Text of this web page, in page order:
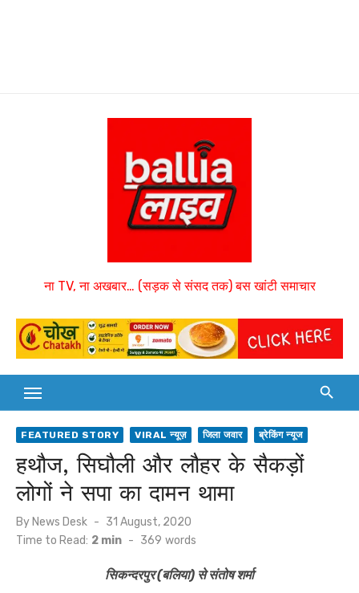
ना TV, ना अखबार… (सड़क से संसद तक) बस खांटी समाचार
FEATURED STORY VIRAL न्यूज़ जिला जवार ब्रेकिंग न्यूज
हथौज, सिघौली और लौहर के सैकड़ों
लोगों ने सपा का दामन थामा
ByNews Desk
Posted
on
31 August, 2020
Time to Read: 2 min - 369 words
सिकन्दरपुर (बलिया) से संतोष शर्मा